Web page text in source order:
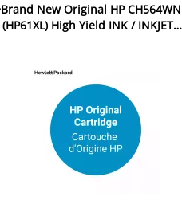
New Original HP CH564WN
(HP61XL) High Yield INK / INKJET